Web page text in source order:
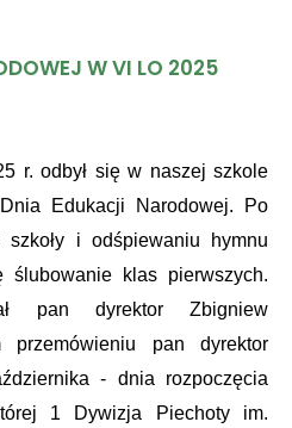
W VI LO 2025
odbył się w naszej szkole
Edukacji Narodowej. Po
szkoły i odśpiewaniu hymnu
ślubowanie klas pierwszych.
pan dyrektor Zbigniew
przemówieniu pan dyrektor
- dnia rozpoczęcia
1 Dywizja Piechoty im.